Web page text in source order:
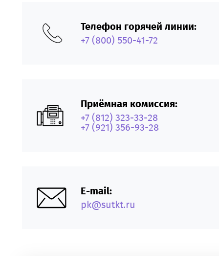
Телефон горячей линии:
+7 (800) 550-41-72
Приёмная комиссия:
+7 (812) 323-33-28
+7 (921) 356-93-28
E-mail:
pk@sutkt.ru